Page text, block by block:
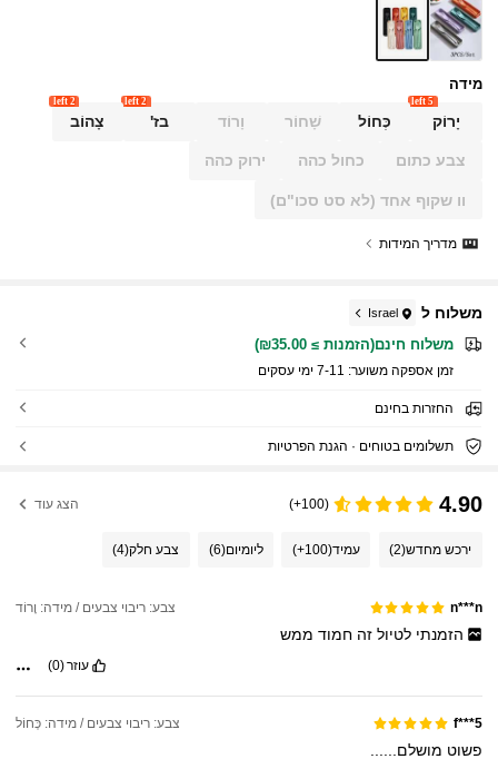
מידה
יָרוֹק
5 left
כְּחוֹל שָׁחוֹר וָרוֹד בז'
2 left
צָהוֹב
2 left
צבע כתום כחול כהה ירוק כהה
וו שקוף אחד (לא סט סכו"ם)
מדריך המידות
משלוח ל Israel
משלוח חינם(הזמנות ≥ ₪35.00)
זמן אספקה ​​משוער: 7-11 ימי עסקים
החזרות בחינם
תשלומים בטוחים · הגנת הפרטיות
4.90
(100+) הצג עוד
ירכש מחדש(2) עמיד(100+) ליומיום(6) צבע חלק(4)
n***n צבע: ריבוי צבעים / מידה: וָרוֹד
הזמנתי לטיול זה חמוד ממש
עוזר(0)
f***5 צבע: ריבוי צבעים / מידה: כְּחוֹל
פשוט מושלם......